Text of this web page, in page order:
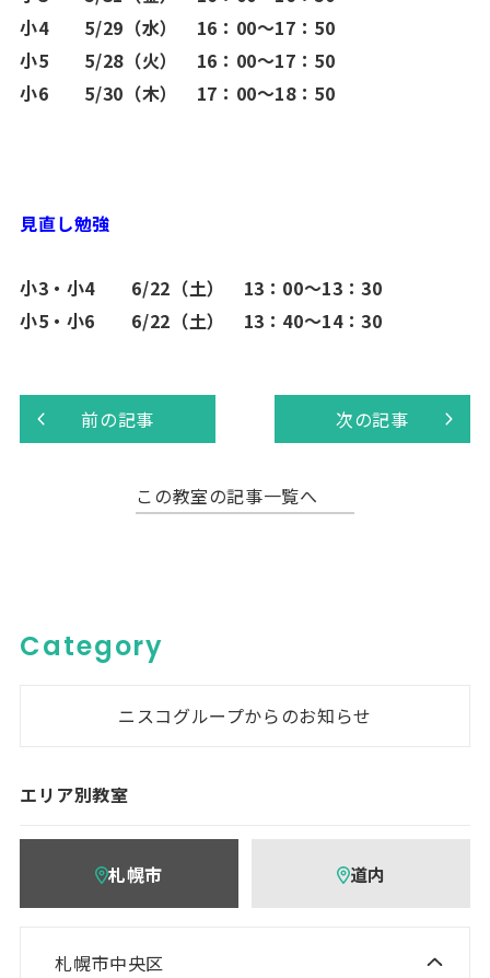
小4 5/29（水） 16：00～17：50
小5 5/28（火） 16：00～17：50
小6 5/30（木） 17：00～18：50
見直し勉強
小3・小4 6/22（土） 13：00～13：30
小5・小6 6/22（土） 13：40～14：30
前の記事
この教室の記事一覧へ
次の記事
Category
ニスコグループからのお知らせ
エリア別教室
札幌市 道内
札幌市中央区